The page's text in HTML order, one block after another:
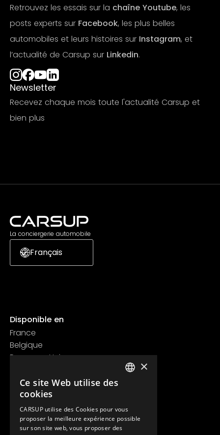
Retrouvez les essais sur la chaîne Youtube, les
posts experts sur Facebook, les plus belles
automobiles et leurs histoires sur Instagram, et
l’actualité de Carsup sur Linkedin.
Newsletter
Recevez chaque mois toute l'actualité Carsup et
bien plus
La conciergerie automobile
Français
Disponible en
France
Belgique
Royaume Uni
Contact
+33 1 89 47 00 43
contact@carsup.io
Page contact
×
Ce site Web utilise des
cookies
CARSUP utilise des Cookies pour vous
proposer la meilleure expérience possible
sur son site web, vous proposer des